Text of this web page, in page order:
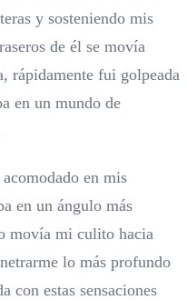
y sosteniendo mis
de él se movía
rápidamente fui golpeada
en un mundo de
en mis
en un ángulo más
movía mi culito hacia
lo más profundo
con estas sensaciones